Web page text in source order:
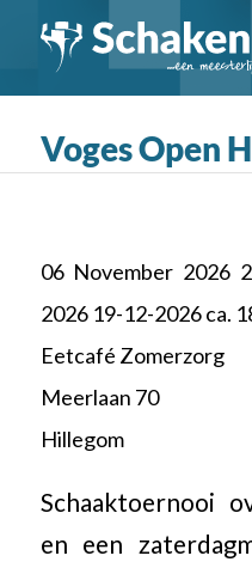
Voges Open
06 November 2026
2026 19-12-2026 ca.
Eetcafé Zomerzorg
Meerlaan 70
Hillegom
Schaaktoernooi
en een